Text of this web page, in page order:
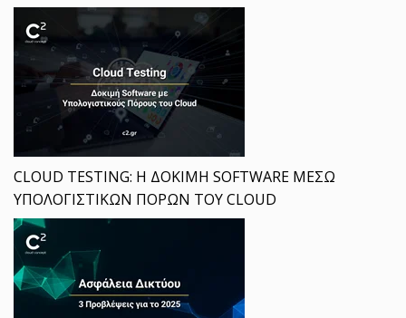
CLOUD TESTING: Η ΔΟΚΙΜΗ SOFTWARE ΜΕΣΩ
ΥΠΟΛΟΓΙΣΤΙΚΩΝ ΠΟΡΩΝ ΤΟΥ CLOUD